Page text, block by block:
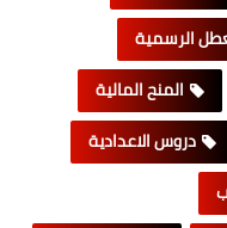
الرسمية
المنح المالية
دروس الاعدادية